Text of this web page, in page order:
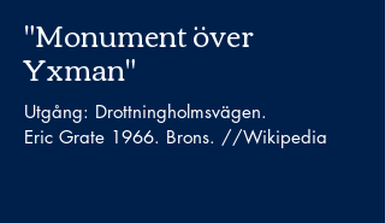
"Monument över
Yxman"
Utgång: Drottningholmsvägen.
Eric Grate 1966. Brons. //Wikipedia